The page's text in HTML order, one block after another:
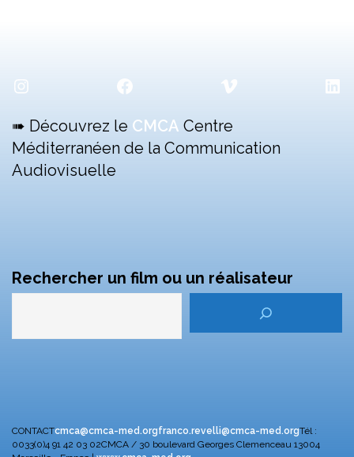
Instagram Facebook Vimeo
➠ Découvrez le CMCA Centre
Méditerranéen de la Communication
Audiovisuelle
Rechercher un film ou un réalisateur
CONTACTcmca@cmca-med.orgfranco.revelli@cmca-med.orgTél :
0033(0)4 91 42 03 02CMCA / 30 boulevard Georges Clemenceau 13004